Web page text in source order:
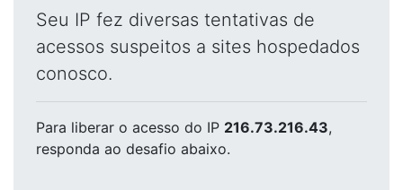
Seu IP fez diversas tentativas de
acessos suspeitos a sites hospedados
conosco.
Para liberar o acesso do IP 216.73.216.43,
responda ao desafio abaixo.